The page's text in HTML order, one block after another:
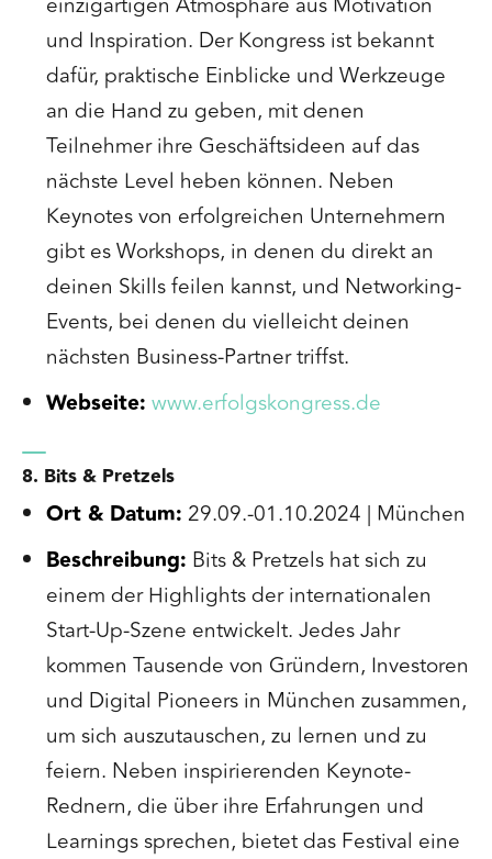
und Inspiration. Der Kongress ist bekannt
dafür, praktische Einblicke und Werkzeuge
an die Hand zu geben, mit denen
Teilnehmer ihre Geschäftsideen auf das
nächste Level heben können. Neben
Keynotes von erfolgreichen Unternehmern
gibt es Workshops, in denen du direkt an
deinen Skills feilen kannst, und Networking-
Events, bei denen du vielleicht deinen
nächsten Business-Partner triffst.
Webseite: www.erfolgskongress.de
8. Bits & Pretzels
Ort & Datum: 29.09.-01.10.2024 | München
Beschreibung: Bits & Pretzels hat sich zu
einem der Highlights der internationalen
Start-Up-Szene entwickelt. Jedes Jahr
kommen Tausende von Gründern, Investoren
und Digital Pioneers in München zusammen,
um sich auszutauschen, zu lernen und zu
feiern. Neben inspirierenden Keynote-
Rednern, die über ihre Erfahrungen und
Learnings sprechen, bietet das Festival eine